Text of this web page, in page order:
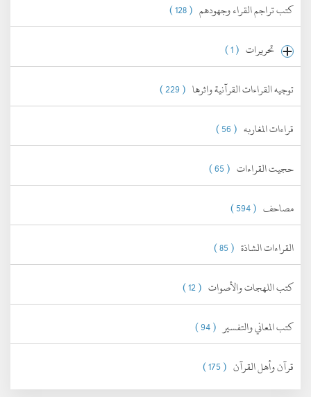
كتب تراجم القراء وجهودهم ( 128 )
تحريرات ( 1 )
توجيه القراءات القرآنية واثرها ( 229 )
قراءات المغاربه ( 56 )
حجيت القراءات ( 65 )
مصاحف ( 594 )
القراءات الشاذة ( 85 )
كتب اللهجات والأصوات ( 12 )
كتب المعاني والتفسير ( 94 )
قرآن وأهل القرآن ( 175 )